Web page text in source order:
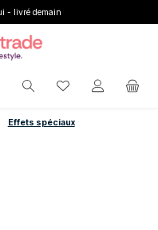
- livré demain
Vous avez 0
Effets spéciaux